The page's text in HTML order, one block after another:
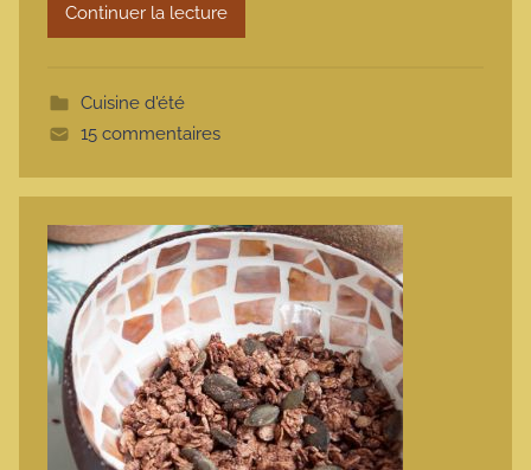
Continuer la lecture
Cuisine d'été
15 commentaires